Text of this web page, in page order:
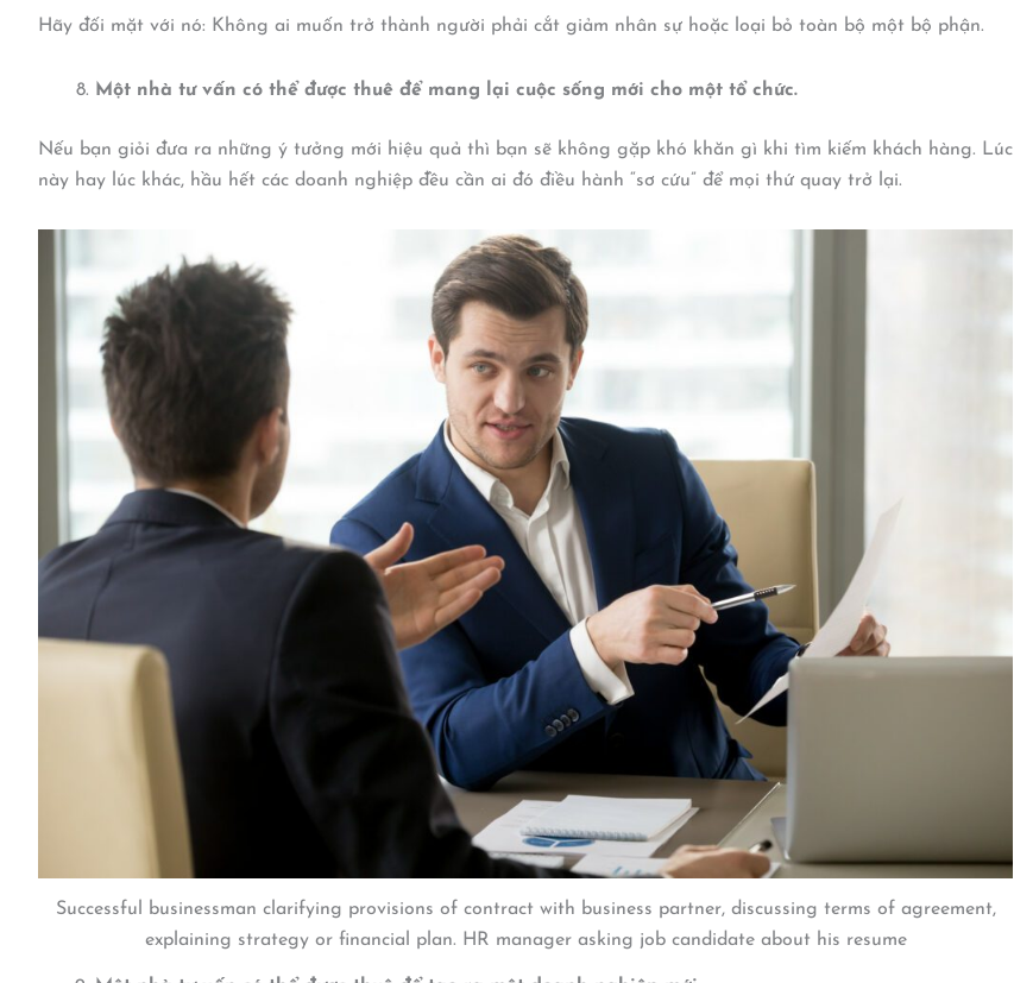
Hãy đối mặt với nó: Không ai muốn trở thành người phải cắt giảm nhân sự hoặc loại bỏ toàn bộ một bộ phận.
Một nhà tư vấn có thể được thuê để mang lại cuộc sống mới cho một tổ chức.
Nếu bạn giỏi đưa ra những ý tưởng mới hiệu quả thì bạn sẽ không gặp khó khăn gì khi tìm kiếm khách hàng. Lúc
này hay lúc khác, hầu hết các doanh nghiệp đều cần ai đó điều hành “sơ cứu” để mọi thứ quay trở lại.
Successful businessman clarifying provisions of contract with business partner, discussing terms of agreement,
explaining strategy or financial plan. HR manager asking job candidate about his resume